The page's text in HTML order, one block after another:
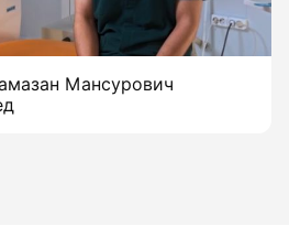
Мансурович